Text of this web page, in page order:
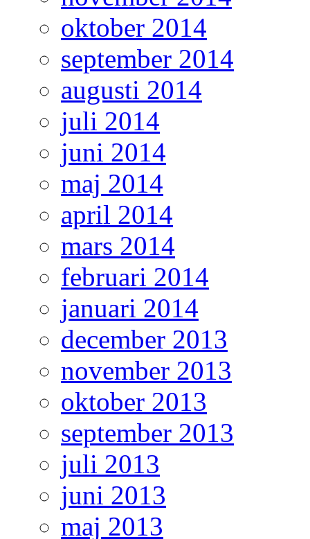
oktober 2014
september 2014
augusti 2014
juli 2014
juni 2014
maj 2014
april 2014
mars 2014
februari 2014
januari 2014
december 2013
november 2013
oktober 2013
september 2013
juli 2013
juni 2013
maj 2013